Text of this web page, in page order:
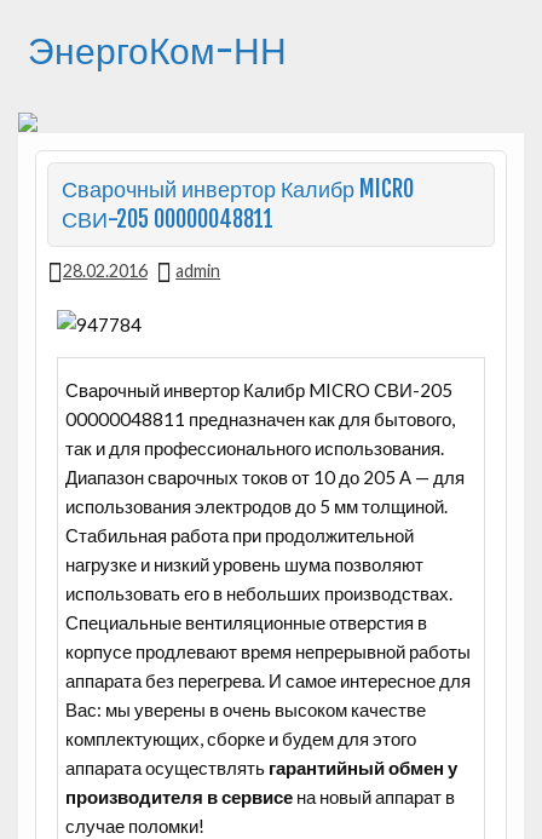
ЭнергоКом-НН
Сварочный инвертор Калибр MICRO
СВИ-205 00000048811
28.02.2016 admin
Сварочный инвертор Калибр MICRO СВИ-205
00000048811 предназначен как для бытового,
так и для профессионального использования.
Диапазон сварочных токов от 10 до 205 А — для
использования электродов до 5 мм толщиной.
Стабильная работа при продолжительной
нагрузке и низкий уровень шума позволяют
использовать его в небольших производствах.
Специальные вентиляционные отверстия в
корпусе продлевают время непрерывной работы
аппарата без перегрева. И самое интересное для
Вас: мы уверены в очень высоком качестве
комплектующих, сборке и будем для этого
аппарата осуществлять гарантийный обмен у
производителя в сервисена новый аппарат в
случае поломки!